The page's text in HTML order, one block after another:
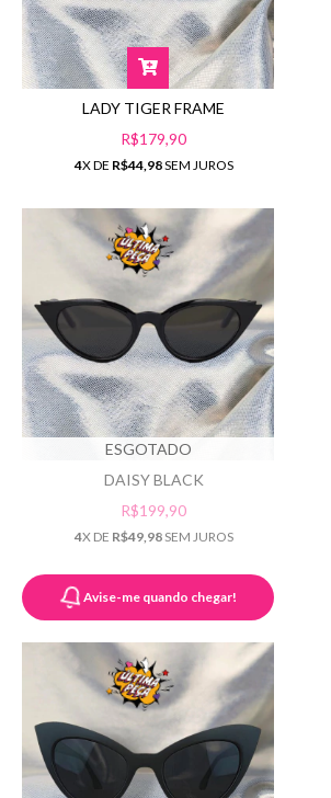
LADY TIGER FRAME
R$179,90
4X DE R$44,98SEM JUROS
ESGOTADO
DAISY BLACK
R$199,90
4X DE R$49,98SEM JUROS
Avise-me quando chegar!